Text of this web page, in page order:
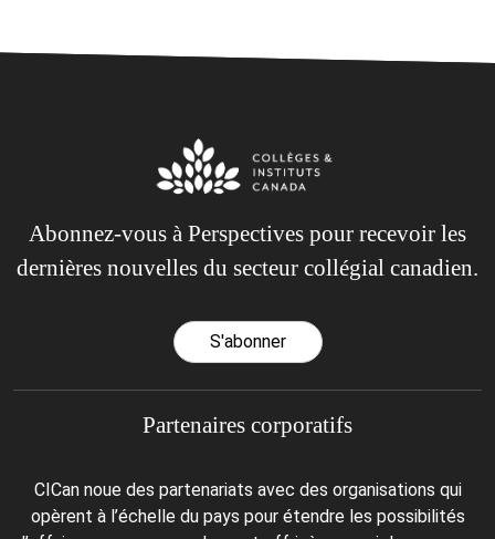
Abonnez-vous à Perspectives pour recevoir les
dernières nouvelles du secteur collégial canadien.
S'abonner
Partenaires corporatifs
CICan noue des partenariats avec des organisations qui
opèrent à l’échelle du pays pour étendre les possibilités